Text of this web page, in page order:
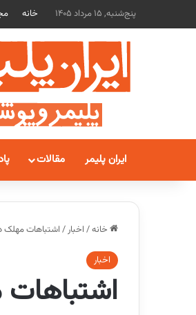
پنج‌شنبه, 15 مرداد 1405 خانه
ایران پلیمر مقالات
خانه/ اخبار/ اشتباهات مهلک در
اخبار
اشتباهات